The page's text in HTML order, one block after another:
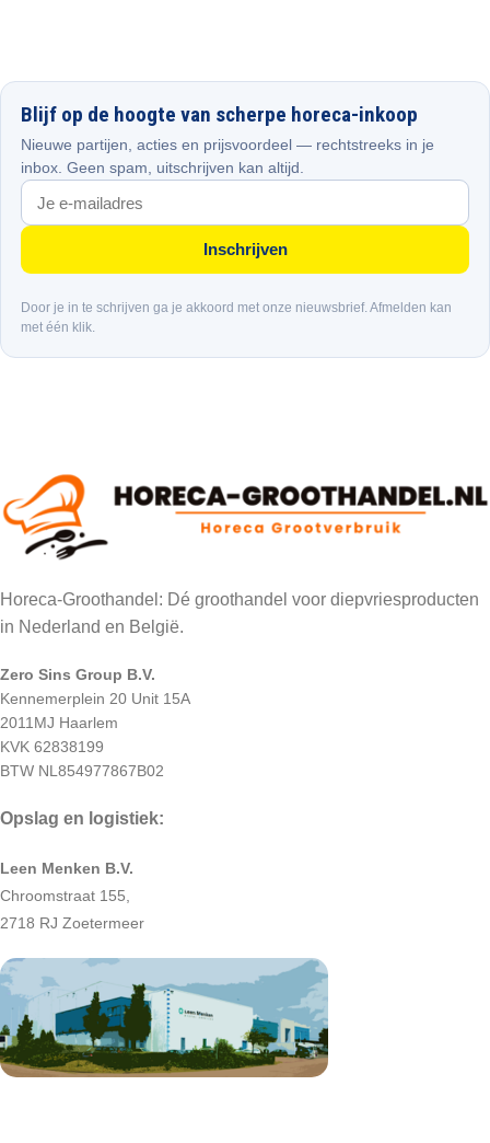
Blijf op de hoogte van scherpe horeca-inkoop
Nieuwe partijen, acties en prijsvoordeel — rechtstreeks in je
inbox. Geen spam, uitschrijven kan altijd.
Inschrijven
Door je in te schrijven ga je akkoord met onze nieuwsbrief. Afmelden kan
met één klik.
Horeca-Groothandel: Dé groothandel voor diepvriesproducten
in Nederland en België.
Zero Sins Group B.V.
Kennemerplein 20 Unit 15A
2011MJ Haarlem
KVK 62838199
BTW NL854977867B02
Opslag en logistiek:
Leen Menken B.V.
Chroomstraat 155,
2718 RJ Zoetermeer